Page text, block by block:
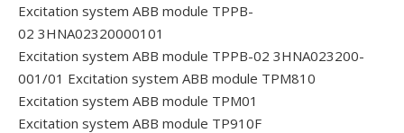
Excitation system ABB module TPPB-
02 3HNA02320000101
Excitation system ABB module TPPB-02 3HNA023200-
001/01 Excitation system ABB module TPM810
Excitation system ABB module TPM01
Excitation system ABB module TP910F